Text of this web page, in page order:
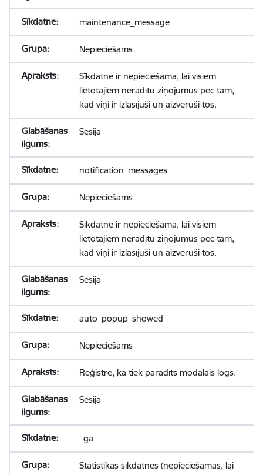
maintenance_message
Nepieciešams
Sīkdatne ir nepieciešama, lai visiem
lietotājiem nerādītu ziņojumus pēc tam,
kad viņi ir izlasījuši un aizvēruši tos.
Sesija
notification_messages
Nepieciešams
Sīkdatne ir nepieciešama, lai visiem
lietotājiem nerādītu ziņojumus pēc tam,
kad viņi ir izlasījuši un aizvēruši tos.
Sesija
auto_popup_showed
Nepieciešams
Reģistrē, ka tiek parādīts modālais logs.
Sesija
_ga
Statistikas sīkdatnes (nepieciešamas, lai